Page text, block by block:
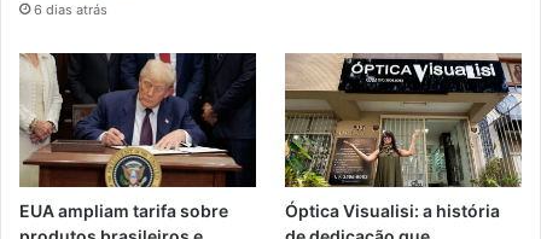
6 dias atrás
EUA ampliam tarifa sobre
Óptica Visualisi: a história